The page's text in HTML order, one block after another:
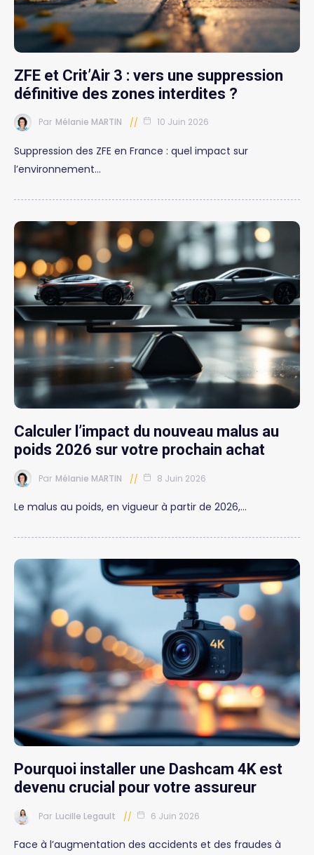
ZFE et Crit’Air 3 : vers une suppression
définitive des zones interdites ?
Par Mélanie MARTIN 10 Juin 2026
Suppression des ZFE en France : quel impact sur
l’environnement…
Calculer l’impact du nouveau malus au
poids 2026 sur votre prochain achat
Par Mélanie MARTIN 8 Juin 2026
Le malus au poids, en vigueur à partir de 2026,…
Pourquoi installer une Dashcam 4K est
devenu crucial pour votre assureur
Par Lucille Legault 6 Juin 2026
Face à l’augmentation des accidents et des fraudes à